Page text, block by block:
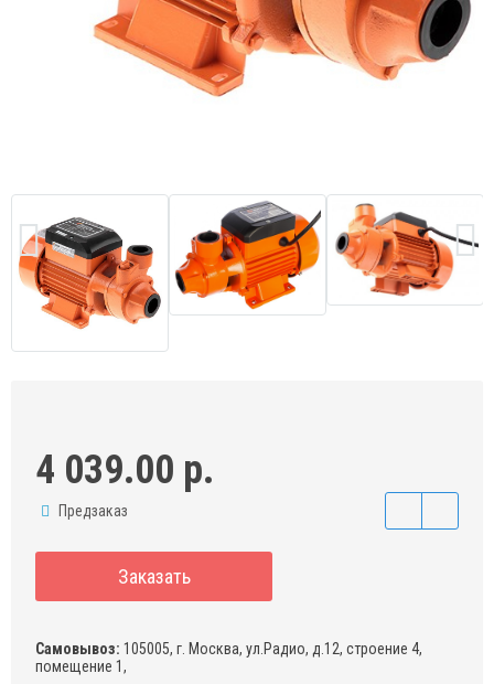
4 039.00 р.
Предзаказ
Заказать
Самовывоз: 105005, г. Москва, ул.Радио, д.12, строение 4,
помещение 1,